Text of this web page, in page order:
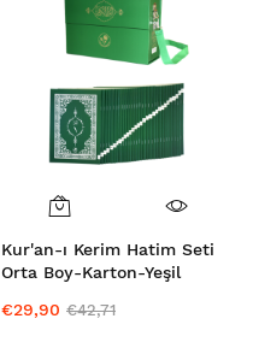
Kur'an-ı Kerim Hatim Seti
Orta Boy-Karton-Yeşil
€29,90 €42,71